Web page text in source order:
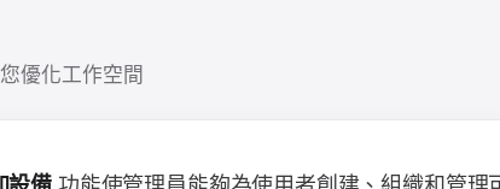
優化工作空間
功能使管理員能夠為使用者創建、組織和管理